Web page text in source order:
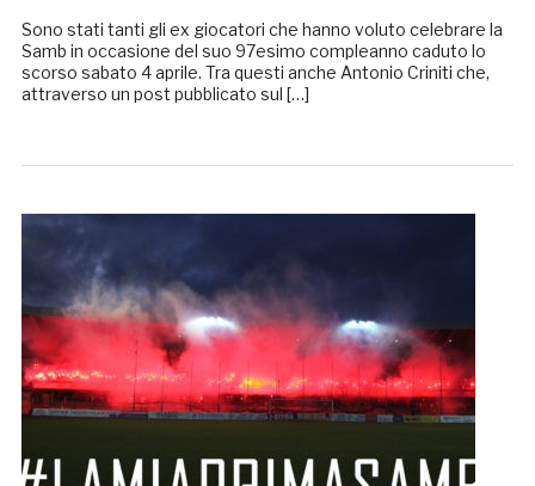
Sono stati tanti gli ex giocatori che hanno voluto celebrare la
Samb in occasione del suo 97esimo compleanno caduto lo
scorso sabato 4 aprile. Tra questi anche Antonio Criniti che,
attraverso un post pubblicato sul […]